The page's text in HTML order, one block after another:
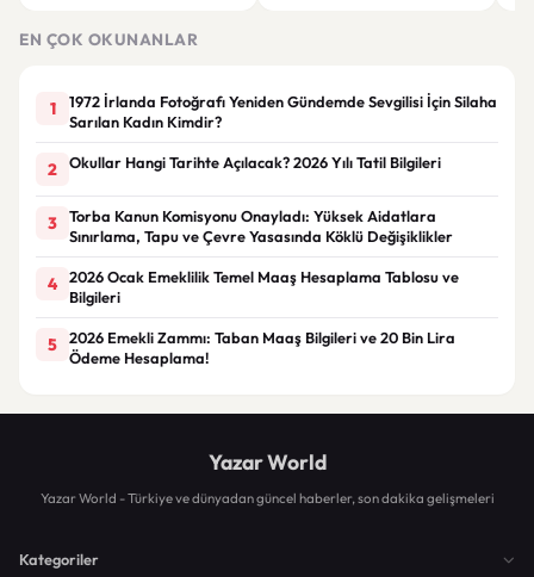
EN ÇOK OKUNANLAR
1
1972 İrlanda Fotoğrafı Yeniden Gündemde Sevgilisi İçin Silaha
Sarılan Kadın Kimdir?
2 Okullar Hangi Tarihte Açılacak? 2026 Yılı Tatil Bilgileri
3
Torba Kanun Komisyonu Onayladı: Yüksek Aidatlara
Sınırlama, Tapu ve Çevre Yasasında Köklü Değişiklikler
4
2026 Ocak Emeklilik Temel Maaş Hesaplama Tablosu ve
Bilgileri
5
2026 Emekli Zammı: Taban Maaş Bilgileri ve 20 Bin Lira
Ödeme Hesaplama!
Yazar World
Yazar World - Türkiye ve dünyadan güncel haberler, son dakika gelişmeleri
Kategoriler